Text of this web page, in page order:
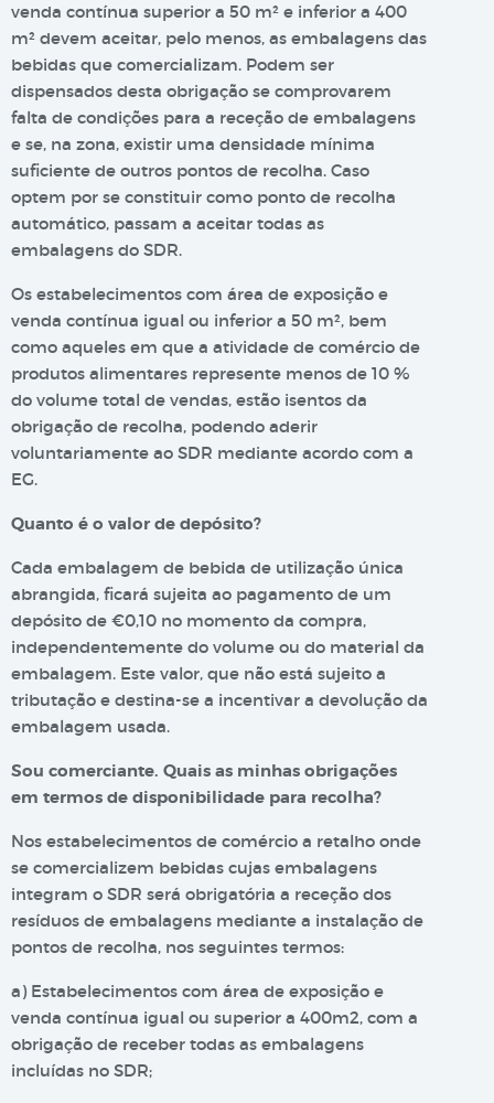
venda contínua superior a 50 m² e inferior a 400
m² devem aceitar, pelo menos, as embalagens das
bebidas que comercializam. Podem ser
dispensados desta obrigação se comprovarem
falta de condições para a receção de embalagens
e se, na zona, existir uma densidade mínima
suficiente de outros pontos de recolha. Caso
optem por se constituir como ponto de recolha
automático, passam a aceitar todas as
embalagens do SDR.
Os estabelecimentos com área de exposição e
venda contínua igual ou inferior a 50 m², bem
como aqueles em que a atividade de comércio de
produtos alimentares represente menos de 10 %
do volume total de vendas, estão isentos da
obrigação de recolha, podendo aderir
voluntariamente ao SDR mediante acordo com a
EG.
Quanto é o valor de depósito?
Cada embalagem de bebida de utilização única
abrangida, ficará sujeita ao pagamento de um
depósito de €0,10 no momento da compra,
independentemente do volume ou do material da
embalagem. Este valor, que não está sujeito a
tributação e destina-se a incentivar a devolução da
embalagem usada.
Sou comerciante. Quais as minhas obrigações
em termos de disponibilidade para recolha?
Nos estabelecimentos de comércio a retalho onde
se comercializem bebidas cujas embalagens
integram o SDR será obrigatória a receção dos
resíduos de embalagens mediante a instalação de
pontos de recolha, nos seguintes termos:
a) Estabelecimentos com área de exposição e
venda contínua igual ou superior a 400m2, com a
obrigação de receber todas as embalagens
incluídas no SDR;